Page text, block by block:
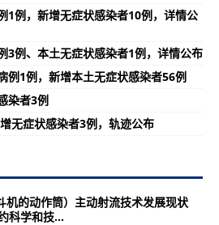
1例，新增无症状感染者10例，详情公
3例、本土无症状感染者1例，详情公布
例1例，新增本土无症状感染者56例
染者3例
无症状感染者3例，轨迹公布
机的动作筒）主动射流技术发展现状
科学和技...